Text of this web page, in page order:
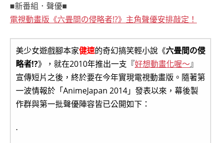
■新番組．聲優■
電視動畫版《六畳間の侵略者!?》主角聲優安排敲定！
美少女遊戲腳本家健速的奇幻搞笑輕小說《六畳間の侵
略者!?》，就在2010年推出一支『好想動畫化喔～』
宣傳短片之後，終於要在今年實現電視動畫版。隨著第
一波情報於「AnimeJapan 2014」發表以來，幕後製
作群與第一批聲優陣容皆已公開如下：
.